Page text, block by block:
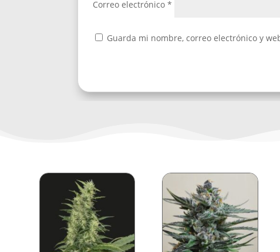
Correo electrónico *
Guarda mi nombre, correo electrónico y